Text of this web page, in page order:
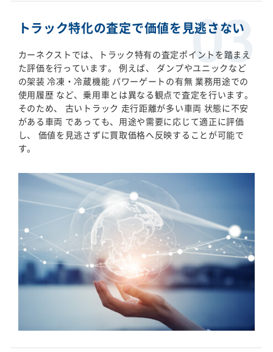
トラック特化の査定で価値を見逃さない
カーネクストでは、トラック特有の査定ポイントを踏まえ
た評価を行っています。 例えば、 ダンプやユニックなど
の架装 冷凍・冷蔵機能 パワーゲートの有無 業務用途での
使用履歴 など、乗用車とは異なる観点で査定を行います。
そのため、 古いトラック 走行距離が多い車両 状態に不安
がある車両 であっても、用途や需要に応じて適正に評価
し、 価値を見逃さずに買取価格へ反映することが可能で
す。